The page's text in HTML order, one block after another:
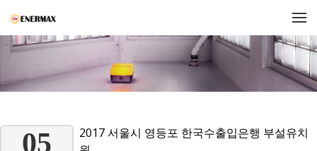
05
2017 서울시 영등포 한국수출입은행 부설유치